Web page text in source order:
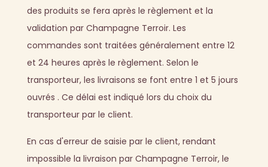
des produits se fera après le règlement et la
validation par Champagne Terroir. Les
commandes sont traitées généralement entre 12
et 24 heures après le règlement. Selon le
transporteur, les livraisons se font entre 1 et 5 jours
ouvrés . Ce délai est indiqué lors du choix du
transporteur par le client.
En cas d'erreur de saisie par le client, rendant
impossible la livraison par Champagne Terroir, le